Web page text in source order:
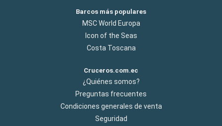
Barcos más populares
MSC World Europa
Icon of the Seas
Costa Toscana
Cruceros.com.ec
¿Quiénes somos?
Preguntas frecuentes
Condiciones generales de venta
Seguridad